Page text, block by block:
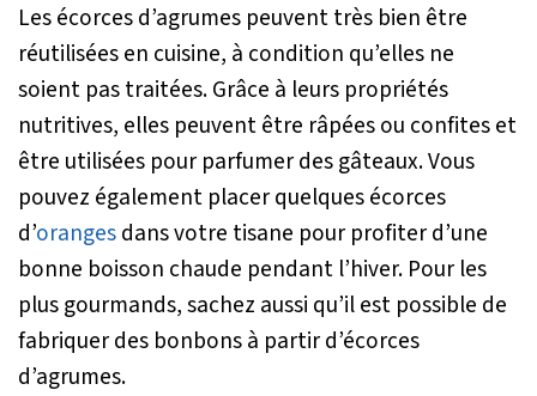
Les écorces d’agrumes peuvent très bien être
réutilisées en cuisine, à condition qu’elles ne
soient pas traitées. Grâce à leurs propriétés
nutritives, elles peuvent être râpées ou confites et
être utilisées pour parfumer des gâteaux. Vous
pouvez également placer quelques écorces
d’orangesdans votre tisane pour profiter d’une
bonne boisson chaude pendant l’hiver. Pour les
plus gourmands, sachez aussi qu’il est possible de
fabriquer des bonbons à partir d’écorces
d’agrumes.